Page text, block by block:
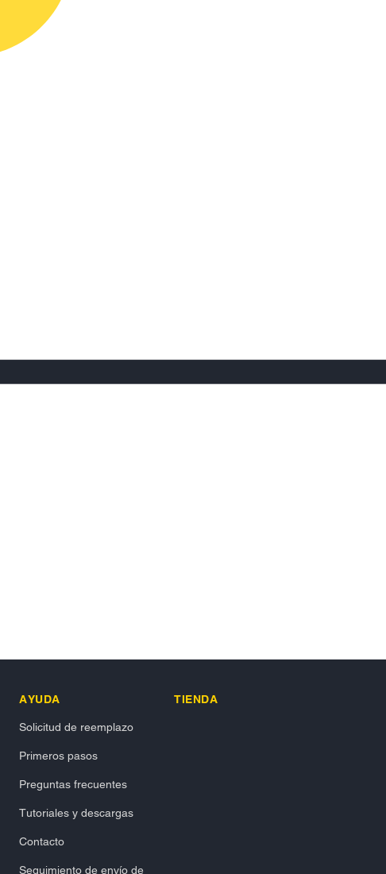
AYUDA
Solicitud de reemplazo
Primeros pasos
Preguntas frecuentes
Tutoriales y descargas
Contacto
Seguimiento de envío de
TIENDA